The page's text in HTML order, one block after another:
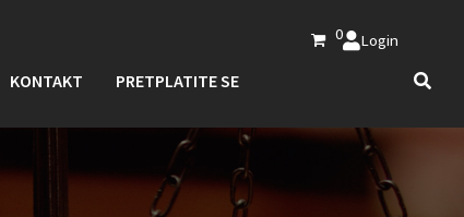
0 Login
KONTAKT PRETPLATITE SE